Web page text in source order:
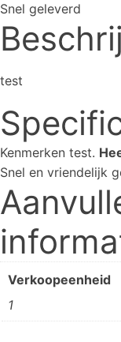
Snel geleverd
test
Kenmerken test.
Snel en vriendelijk
Verkoopeenheid
1